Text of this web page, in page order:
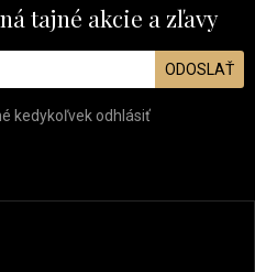
tajné akcie a zľavy
ODOSLAŤ
kedykoľvek odhlásiť